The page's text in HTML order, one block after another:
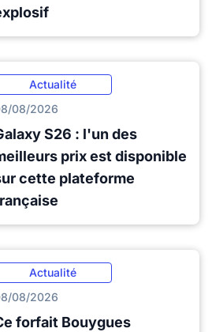
Actualité
08/2026
S26 : l'un des
prix est disponible
cette plateforme
Actualité
08/2026
forfait Bouygues